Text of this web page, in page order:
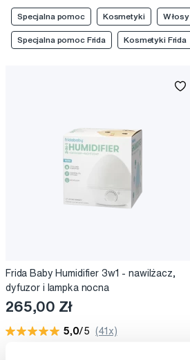
Specjalna pomoc Kosmetyki Włosy
Specjalna pomoc Frida Kosmetyki Frida
Frida Baby Humidifier 3w1 - nawilżacz,
dyfuzor i lampka nocna
265,00 Zł
5,0/5 (41x)